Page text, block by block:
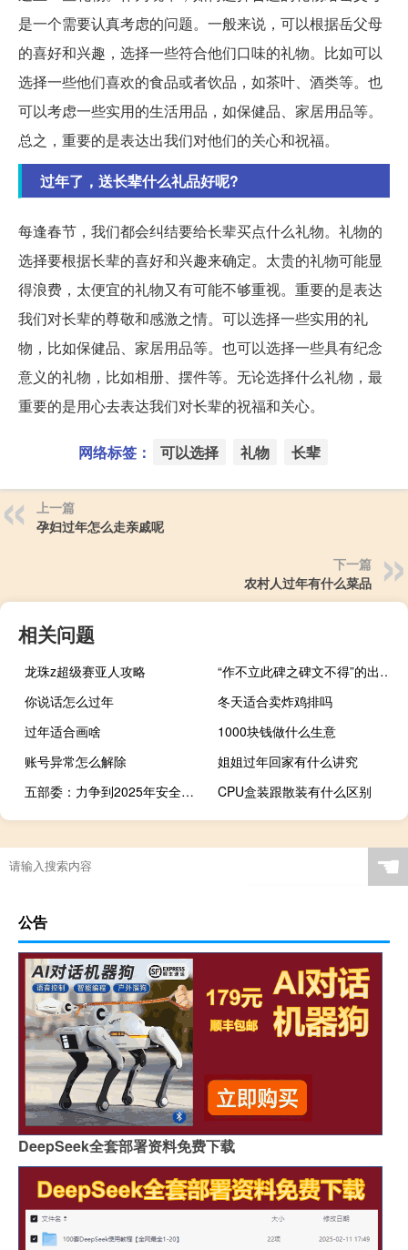
是一个需要认真考虑的问题。一般来说，可以根据岳父母
的喜好和兴趣，选择一些符合他们口味的礼物。比如可以
选择一些他们喜欢的食品或者饮品，如茶叶、酒类等。也
可以考虑一些实用的生活用品，如保健品、家居用品等。
总之，重要的是表达出我们对他们的关心和祝福。
过年了，送长辈什么礼品好呢?
每逢春节，我们都会纠结要给长辈买点什么礼物。礼物的
选择要根据长辈的喜好和兴趣来确定。太贵的礼物可能显
得浪费，太便宜的礼物又有可能不够重视。重要的是表达
我们对长辈的尊敬和感激之情。可以选择一些实用的礼
物，比如保健品、家居用品等。也可以选择一些具有纪念
意义的礼物，比如相册、摆件等。无论选择什么礼物，最
重要的是用心去表达我们对长辈的祝福和关心。
网络标签： 可以选择 礼物 长辈
上一篇
孕妇过年怎么走亲戚呢
下一篇
农村人过年有什么菜品
相关问题
龙珠z超级赛亚人攻略
“作不立此碑之碑文不得”的出处是哪里
你说话怎么过年
冬天适合卖炸鸡排吗
过年适合画啥
1000块钱做什么生意
账号异常怎么解除
姐姐过年回家有什么讲究
五部委：力争到2025年安全应急装备重点领域产业规模超过1万亿元
CPU盒装跟散装有什么区别
☚
公告
DeepSeek全套部署资料免费下载